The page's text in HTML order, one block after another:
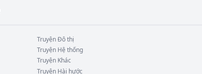
TruyệnĐô thị
Truyện Hệ thống
Truyện Khác
Truyện Hài hước